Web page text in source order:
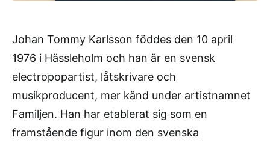
Johan Tommy Karlsson föddes den 10 april
1976 i Hässleholm och han är en svensk
electropopartist, låtskrivare och
musikproducent, mer känd under artistnamnet
Familjen. Han har etablerat sig som en
framstående figur inom den svenska